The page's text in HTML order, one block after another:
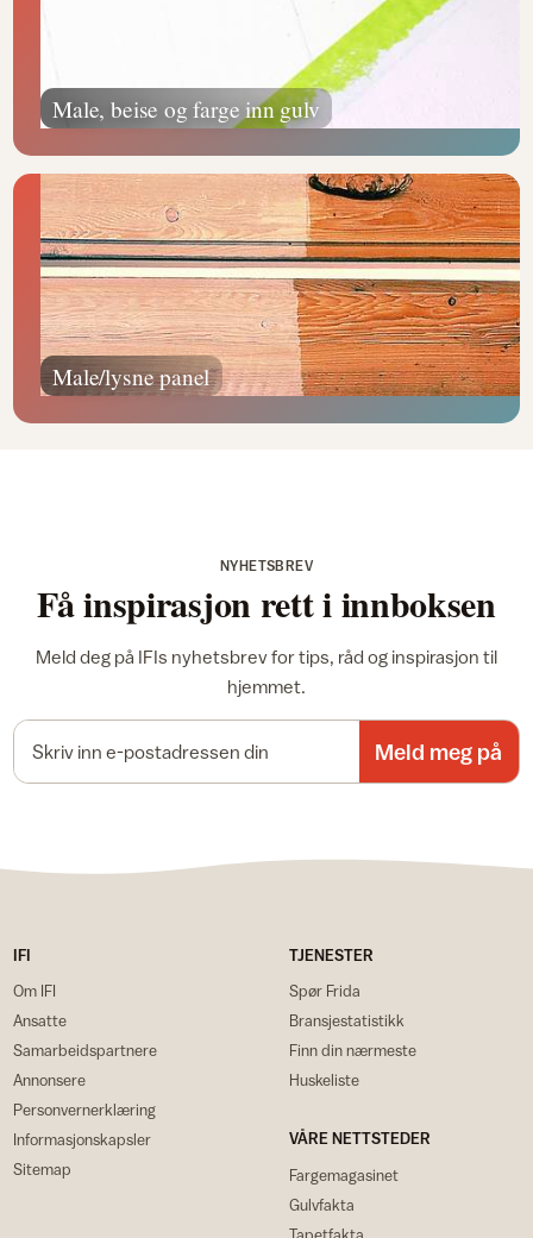
Male, beise og farge inn gulv
Male/lysne panel
NYHETSBREV
Få inspirasjon rett i innboksen
Meld deg på IFIs nyhetsbrev for tips, råd og inspirasjon til
hjemmet.
Meld meg på
IFI
Om IFI
Ansatte
Samarbeidspartnere
Annonsere
Personvernerklæring
Informasjonskapsler
Sitemap
TJENESTER
Spør Frida
Bransjestatistikk
Finn din nærmeste
Huskeliste
VÅRE NETTSTEDER
Fargemagasinet
Gulvfakta
Tapetfakta